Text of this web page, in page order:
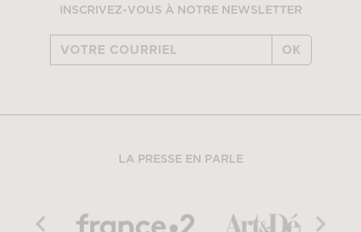
INSCRIVEZ-VOUS À NOTRE NEWSLETTER
OK
LA PRESSE EN PARLE